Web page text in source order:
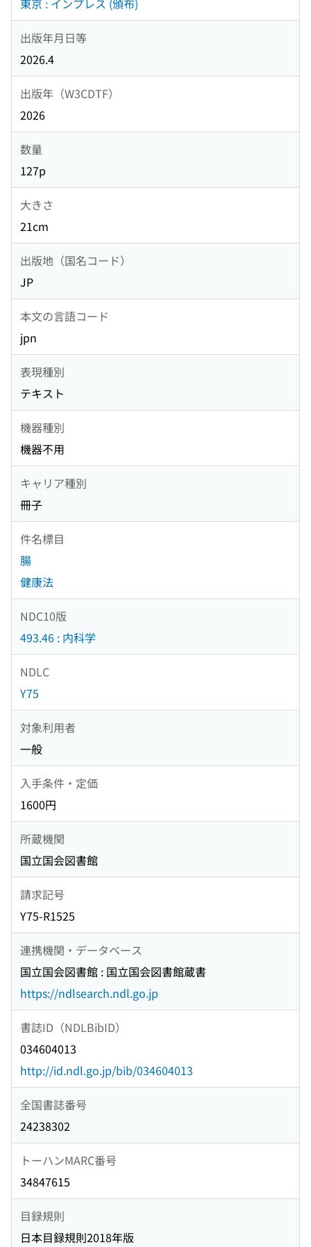
東京 : インプレス (頒布)
出版年月日等
2026.4
出版年（W3CDTF）
2026
数量
127p
大きさ
21cm
出版地（国名コード）
JP
本文の言語コード
jpn
表現種別
テキスト
機器種別
機器不用
キャリア種別
冊子
件名標目
腸
健康法
NDC10版
493.46 : 内科学
NDLC
Y75
対象利用者
一般
入手条件・定価
1600円
所蔵機関
国立国会図書館
請求記号
Y75-R1525
連携機関・データベース
国立国会図書館 : 国立国会図書館蔵書
https://ndlsearch.ndl.go.jp
書誌ID（NDLBibID）
034604013
http://id.ndl.go.jp/bib/034604013
全国書誌番号
24238302
トーハンMARC番号
34847615
目録規則
日本目録規則2018年版